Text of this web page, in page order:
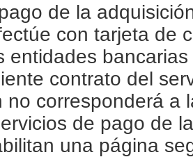
de la
con tarjeta de
entidades
contrato del
no corresponderá a
de pago de
una página